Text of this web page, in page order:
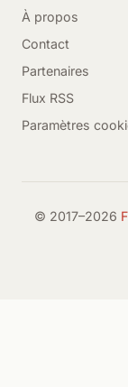
À propos
Contact
Partenaires
Flux RSS
Paramètres
© 2017–2026